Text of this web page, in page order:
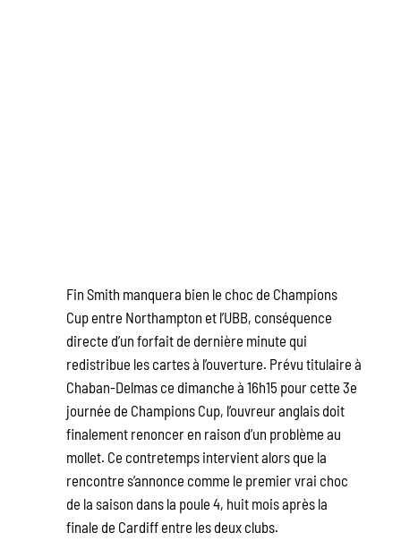
Fin Smith manquera bien le choc de Champions
Cup entre Northampton et l’UBB, conséquence
directe d’un forfait de dernière minute qui
redistribue les cartes à l’ouverture. Prévu titulaire à
Chaban-Delmas ce dimanche à 16h15 pour cette 3e
journée de Champions Cup, l’ouvreur anglais doit
finalement renoncer en raison d’un problème au
mollet. Ce contretemps intervient alors que la
rencontre s’annonce comme le premier vrai choc
de la saison dans la poule 4, huit mois après la
finale de Cardiff entre les deux clubs.